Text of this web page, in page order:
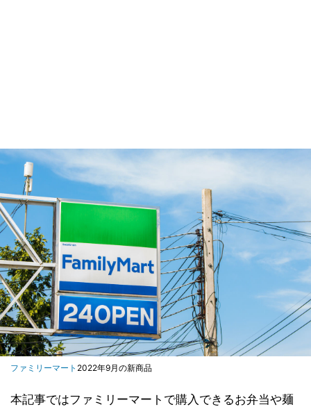
ファミリーマート 2022年9月の新商品
本記事ではファミリーマートで購入できるお弁当や麺